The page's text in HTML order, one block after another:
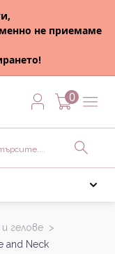
не приемаме
0
гелове >
and Neck